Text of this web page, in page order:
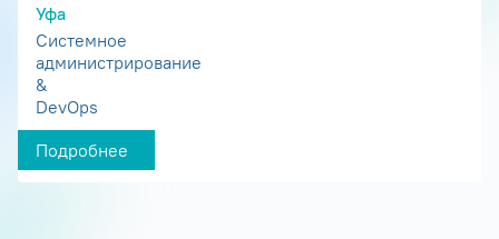
Уфа
Системное
администрирование
&
DevOps
Подробнее